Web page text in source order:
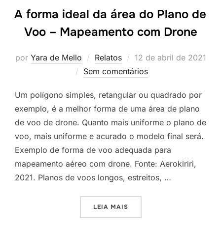
A forma ideal da área do Plano de
Voo – Mapeamento com Drone
por Yara de Mello Relatos
12 de abril de 2021
Sem comentários
Um polígono simples, retangular ou quadrado por
exemplo, é a melhor forma de uma área de plano
de voo de drone. Quanto mais uniforme o plano de
voo, mais uniforme e acurado o modelo final será.
Exemplo de forma de voo adequada para
mapeamento aéreo com drone. Fonte: Aerokiriri,
2021. Planos de voos longos, estreitos, …
LEIA MAIS